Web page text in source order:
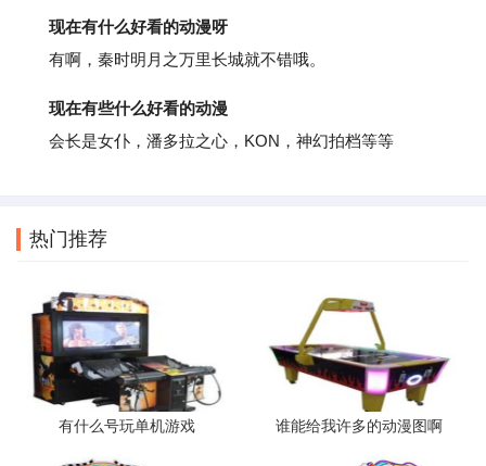
现在有什么好看的动漫呀
有啊，秦时明月之万里长城就不错哦。
现在有些什么好看的动漫
会长是女仆，潘多拉之心，KON，神幻拍档等等
热门推荐
有什么号玩单机游戏 谁能给我许多的动漫图啊